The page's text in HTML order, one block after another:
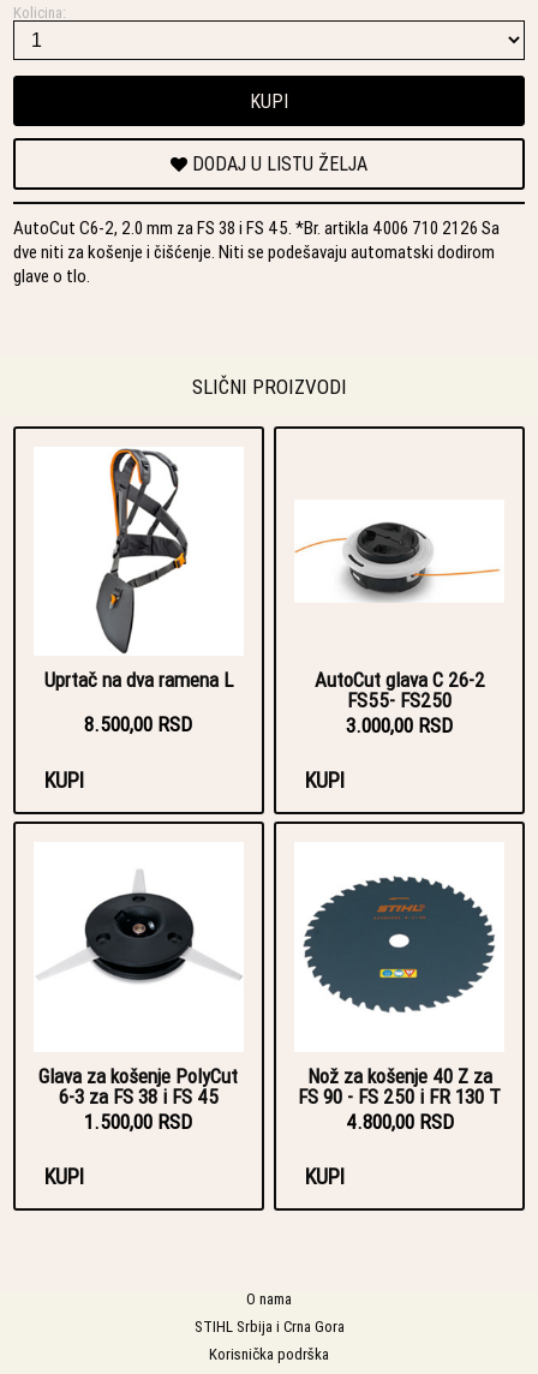
Kolicina:
KUPI
DODAJ U LISTU ŽELJA
AutoCut C6-2, 2.0 mm za FS 38 i FS 45. *Br. artikla 4006 710 2126 Sa
dve niti za košenje i čišćenje. Niti se podešavaju automatski dodirom
glave o tlo.
SLIČNI PROIZVODI
Uprtač na dva ramena L
8.500,00 RSD
KUPI
AutoCut glava C 26-2
FS55- FS250
3.000,00 RSD
KUPI
Glava za košenje PolyCut
6-3 za FS 38 i FS 45
1.500,00 RSD
KUPI
Nož za košenje 40 Z za
FS 90 - FS 250 i FR 130 T
4.800,00 RSD
KUPI
O nama
STIHL Srbija i Crna Gora
Korisnička podrška